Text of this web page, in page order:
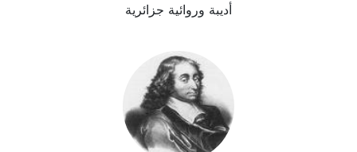
أديبة وروائية جزائرية